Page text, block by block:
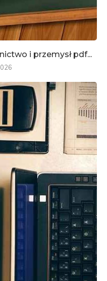
i przemysł pdf...